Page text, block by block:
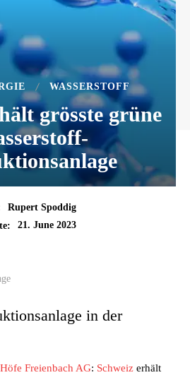
WASSERSTOFF
grösste grüne
Rupert Spoddig
21. June 2023
in der
Freienbach AG: Schweiz erhält